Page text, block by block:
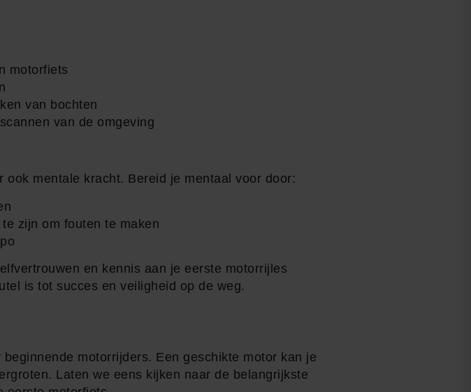
motorfiets
van bochten
van de omgeving
mentale kracht. Bereid je mentaal voor door:
zijn om fouten te maken
en kennis aan je eerste motorrijles
is tot succes en veiligheid op de weg.
motorrijders. Een geschikte motor kan je
Laten we eens kijken naar de belangrijkste